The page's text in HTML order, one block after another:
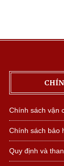
Chính sách vận
Chính sách bảo
Quy định và